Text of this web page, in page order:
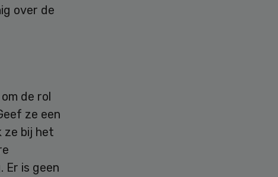
over de
de rol
ze een
ze bij het
Er is geen